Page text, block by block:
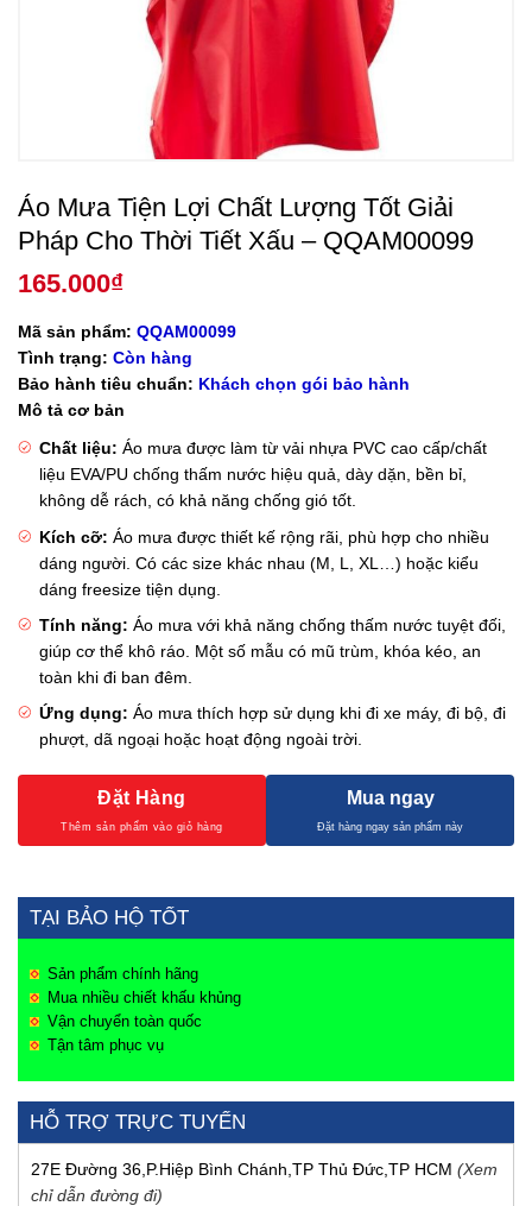
Áo Mưa Tiện Lợi Chất Lượng Tốt Giải
Pháp Cho Thời Tiết Xấu – QQAM00099
165.000₫
Mã sản phẩm: QQAM00099
Tình trạng: Còn hàng
Bảo hành tiêu chuẩn: Khách chọn gói bảo hành
Mô tả cơ bản
Chất liệu: Áo mưa được làm từ vải nhựa PVC cao cấp/chất
liệu EVA/PU chống thấm nước hiệu quả, dày dặn, bền bỉ,
không dễ rách, có khả năng chống gió tốt.
Kích cỡ: Áo mưa được thiết kế rộng rãi, phù hợp cho nhiều
dáng người. Có các size khác nhau (M, L, XL…) hoặc kiểu
dáng freesize tiện dụng.
Tính năng: Áo mưa với khả năng chống thấm nước tuyệt đối,
giúp cơ thể khô ráo. Một số mẫu có mũ trùm, khóa kéo, an
toàn khi đi ban đêm.
Ứng dụng: Áo mưa thích hợp sử dụng khi đi xe máy, đi bộ, đi
phượt, dã ngoại hoặc hoạt động ngoài trời.
Đặt Hàng Mua ngay
TẠI BẢO HỘ TỐT
Sản phẩm chính hãng
Mua nhiều chiết khấu khủng
Vận chuyển toàn quốc
Tận tâm phục vụ
HỖ TRỢ TRỰC TUYẾN
27E Đường 36,P.Hiệp Bình Chánh,TP Thủ Đức,TP HCM (Xem
chỉ dẫn đường đi)